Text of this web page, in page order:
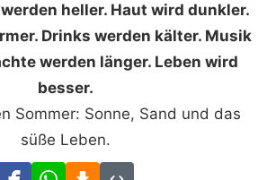
heller. Haut wird dunkler.
Drinks werden kälter. Musik
werden länger. Leben wird
besser.
Sommer: Sonne, Sand und das
süße Leben.